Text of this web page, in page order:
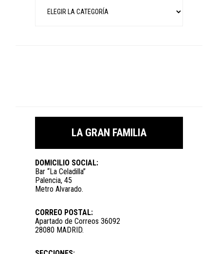
LA GRAN FAMILIA
DOMICILIO SOCIAL:
Bar “La Celadilla”
Palencia, 45
Metro Alvarado.
CORREO POSTAL:
Apartado de Correos 36092
28080 MADRID.